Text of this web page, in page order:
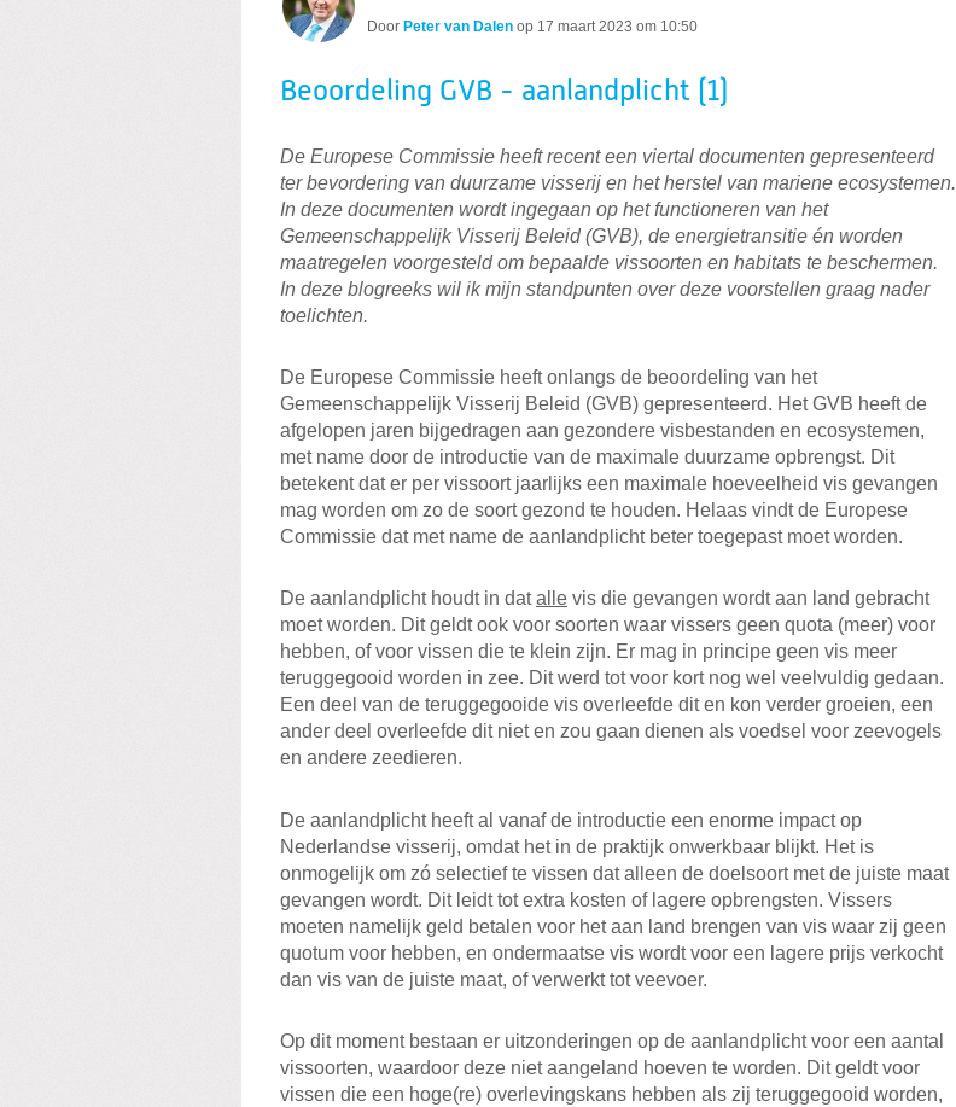
Door Peter van Dalen op 17 maart 2023 om 10:50
Beoordeling GVB - aanlandplicht (1)
De Europese Commissie heeft recent een viertal documenten gepresenteerd
ter bevordering van duurzame visserij en het herstel van mariene ecosystemen.
In deze documenten wordt ingegaan op het functioneren van het
Gemeenschappelijk Visserij Beleid (GVB), de energietransitie én worden
maatregelen voorgesteld om bepaalde vissoorten en habitats te beschermen.
In deze blogreeks wil ik mijn standpunten over deze voorstellen graag nader
toelichten.
De Europese Commissie heeft onlangs de beoordeling van het
Gemeenschappelijk Visserij Beleid (GVB) gepresenteerd. Het GVB heeft de
afgelopen jaren bijgedragen aan gezondere visbestanden en ecosystemen,
met name door de introductie van de maximale duurzame opbrengst. Dit
betekent dat er per vissoort jaarlijks een maximale hoeveelheid vis gevangen
mag worden om zo de soort gezond te houden. Helaas vindt de Europese
Commissie dat met name de aanlandplicht beter toegepast moet worden.
De aanlandplicht houdt in datalle vis die gevangen wordt aan land gebracht
moet worden. Dit geldt ook voor soorten waar vissers geen quota (meer) voor
hebben, of voor vissen die te klein zijn. Er mag in principe geen vis meer
teruggegooid worden in zee. Dit werd tot voor kort nog wel veelvuldig gedaan.
Een deel van de teruggegooide vis overleefde dit en kon verder groeien, een
ander deel overleefde dit niet en zou gaan dienen als voedsel voor zeevogels
en andere zeedieren.
De aanlandplicht heeft al vanaf de introductie een enorme impact op
Nederlandse visserij, omdat het in de praktijk onwerkbaar blijkt. Het is
onmogelijk om zó selectief te vissen dat alleen de doelsoort met de juiste maat
gevangen wordt. Dit leidt tot extra kosten of lagere opbrengsten. Vissers
moeten namelijk geld betalen voor het aan land brengen van vis waar zij geen
quotum voor hebben, en ondermaatse vis wordt voor een lagere prijs verkocht
dan vis van de juiste maat, of verwerkt tot veevoer.
Op dit moment bestaan er uitzonderingen op de aanlandplicht voor een aantal
vissoorten, waardoor deze niet aangeland hoeven te worden. Dit geldt voor
vissen die een hoge(re) overlevingskans hebben als zij teruggegooid worden,